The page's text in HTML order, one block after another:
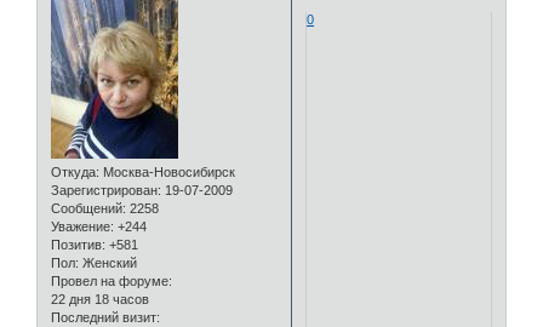
Откуда: Москва-Новосибирск
Зарегистрирован: 19-07-2009
Сообщений: 2258
Уважение: +244
Позитив: +581
Пол: Женский
Провел на форуме:
22 дня 18 часов
Последний визит:
0